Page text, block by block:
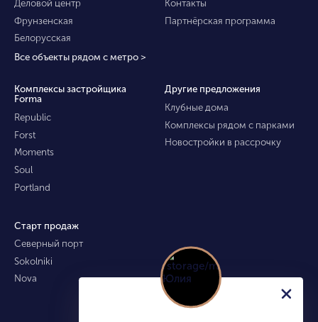
Деловой центр
Фрунзенская
Белорусская
Все объекты рядом с метро >
Контакты
Партнёрская программа
Комплексы застройщика
Forma
Republic
Forst
Moments
Soul
Portland
Другие предложения
Клубные дома
Комплексы рядом с парками
Новостройки в рассрочку
Старт продаж
Северный порт
Sokolniki
Nova